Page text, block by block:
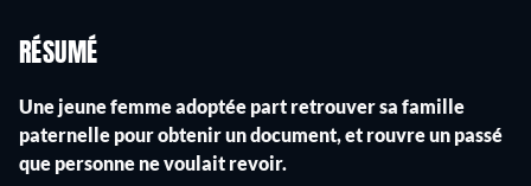
RÉSUMÉ
Une jeune femme adoptée part retrouver sa famille
paternelle pour obtenir un document, et rouvre un passé
que personne ne voulait revoir.